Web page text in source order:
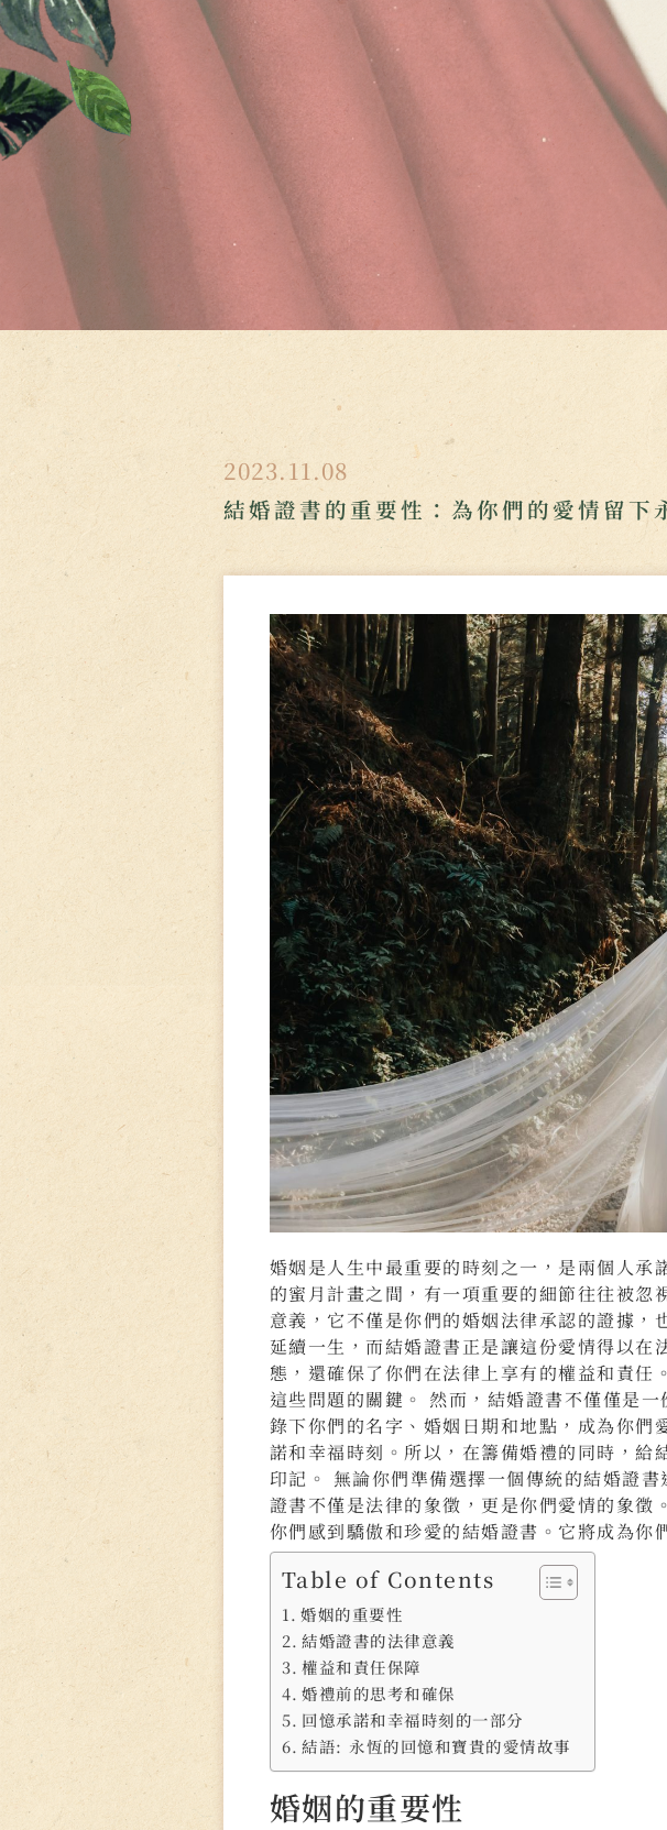
2023.11.08
結婚證書的重要性：為你們的愛情留下
婚姻是人生中最重要的時刻之一，是兩個人
的蜜月計畫之間，有一項重要的細節往往被
意義，它不僅是你們的婚姻法律承認的證據
延續一生，而結婚證書正是讓這份愛情得以
態，還確保了你們在法律上享有的權益和責
這些問題的關鍵。 然而，結婚證書不僅僅是
錄下你們的名字、婚姻日期和地點，成為你
諾和幸福時刻。所以，在籌備婚禮的同時，
印記。 無論你們準備選擇一個傳統的結婚證
證書不僅是法律的象徵，更是你們愛情的象
你們感到驕傲和珍愛的結婚證書。它將成為你
Table of Contents
婚姻的重要性
結婚證書的法律意義
權益和責任保障
婚禮前的思考和確保
回憶承諾和幸福時刻的一部分
結語: 永恆的回憶和寶貴的愛情故事
婚姻的重要性